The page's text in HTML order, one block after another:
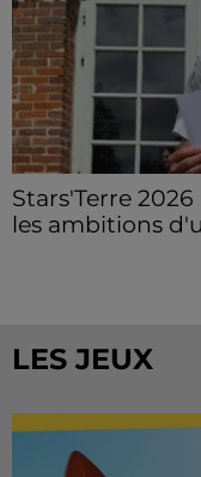
Stars'Terre
les ambitions
LES JEUX